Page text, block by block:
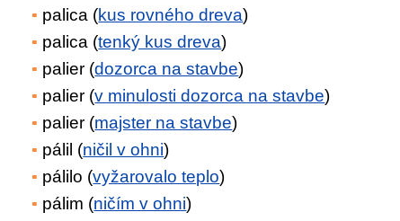
palica (kus rovného dreva)
palica (tenký kus dreva)
palier (dozorca na stavbe)
palier (v minulosti dozorca na stavbe)
palier (majster na stavbe)
pálil (ničil v ohni)
pálilo (vyžarovalo teplo)
pálim (ničím v ohni)